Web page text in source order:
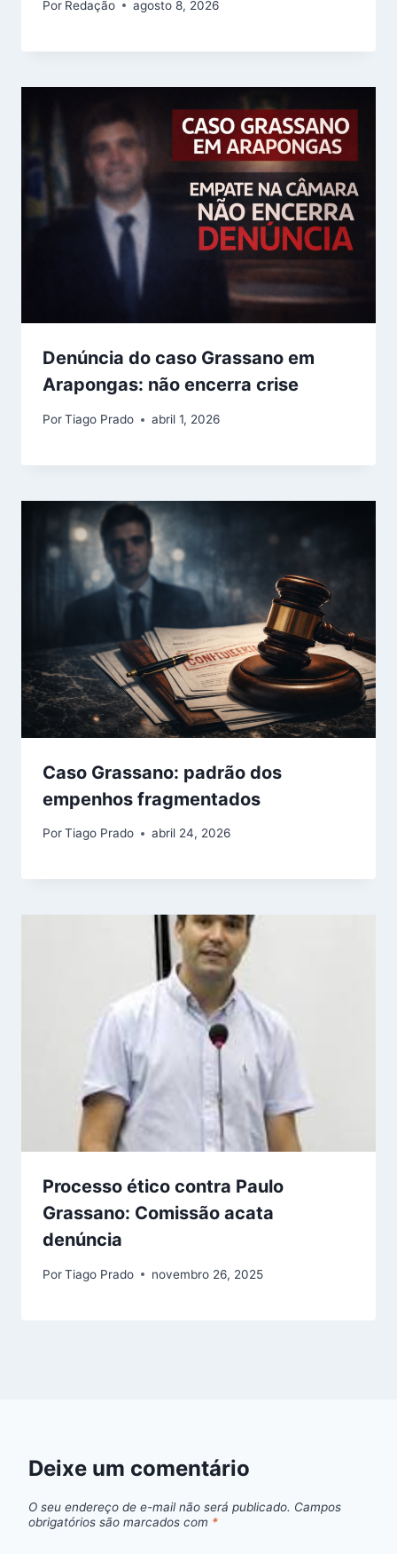
Por Redação agosto 8, 2026
Denúncia do caso Grassano em
Arapongas: não encerra crise
PorTiago Prado abril 1, 2026
Caso Grassano: padrão dos
empenhos fragmentados
PorTiago Prado abril 24, 2026
Processo ético contra Paulo
Grassano: Comissão acata
denúncia
PorTiago Prado novembro 26, 2025
Deixe um comentário
O seu endereço de e-mail não será publicado. Campos
obrigatórios são marcados com *